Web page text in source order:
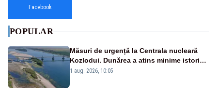
Facebook
POPULAR
Măsuri de urgență la Centrala nucleară
Kozlodui. Dunărea a atins minime istorice
și în Bulgaria
1 aug. 2026, 10:05